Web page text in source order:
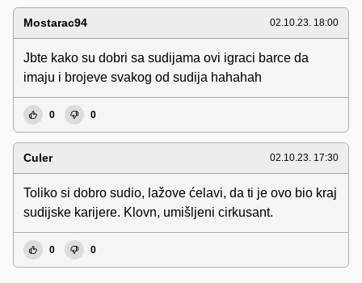
Mostarac94 02.10.23. 18:00
Jbte kako su dobri sa sudijama ovi igraci barce da
imaju i brojeve svakog od sudija hahahah
0 0
Culer 02.10.23. 17:30
Toliko si dobro sudio, lažove ćelavi, da ti je ovo bio kraj
sudijske karijere. Klovn, umišljeni cirkusant.
0 0